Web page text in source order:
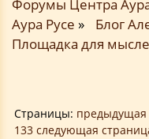
Форумы Центра
Аура Русе » Блог
Площадка для
Страницы: предыдущая
133 следующая